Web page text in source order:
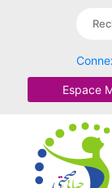
Espace